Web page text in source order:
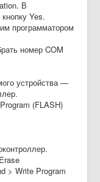
В
Yes.
программатором
номер COM
устройства —
(FLASH)
> Write Program